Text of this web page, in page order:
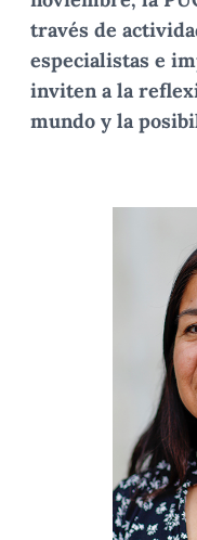
través de
especialistas e
inviten a la
mundo y la